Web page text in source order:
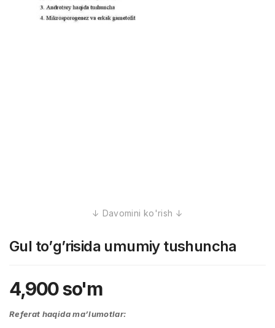
Gul tо’g’risida umumiy tushuncha
4,900so'm
Referat haqida ma’lumotlar: